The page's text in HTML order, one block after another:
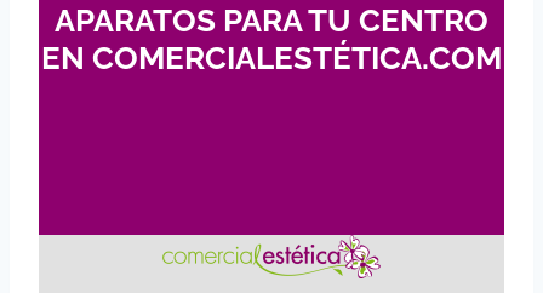
APARATOS PARA TU CENTRO
EN COMERCIALESTÉTICA.COM